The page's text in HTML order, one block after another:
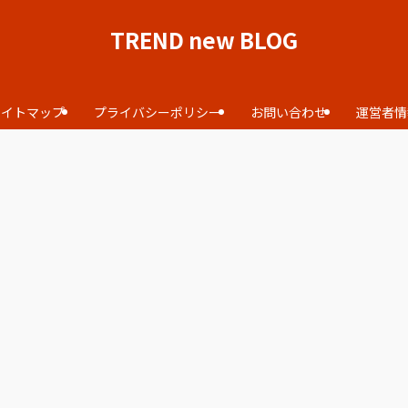
TREND new BLOG
トマップ プライバシーポリシー お問い合わせ 運営者